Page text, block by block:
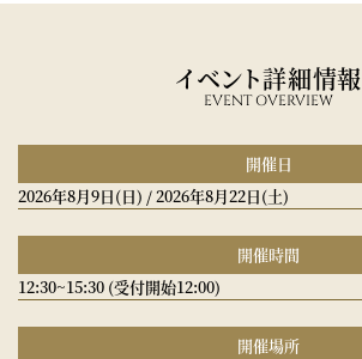
EVENT OVERVIEW
イベント詳細情報
開催日
2026年8月9日(日) /2026年8月22日(土)
開催時間
12:30~15:30 (受付開始12:00)
開催場所